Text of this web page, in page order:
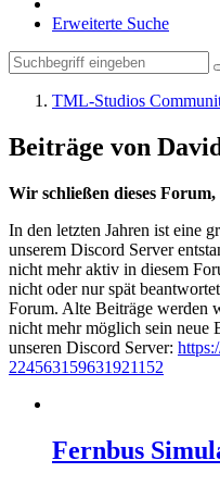
Erweiterte Suche
TML-Studios
Beiträge von
Wir schließen dieses
In den letzten Jahren ist eine
unserem Discord Server
nicht mehr aktiv in diesem
nicht oder nur spät
Forum. Alte Beiträge werden
nicht mehr möglich sein neue
unseren Discord Server:
224563159631921152
Fernbus